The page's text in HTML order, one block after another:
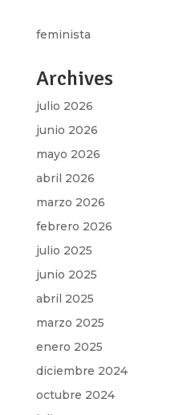
feminista
Archives
julio 2026
junio 2026
mayo 2026
abril 2026
marzo 2026
febrero 2026
julio 2025
junio 2025
abril 2025
marzo 2025
enero 2025
diciembre 2024
octubre 2024